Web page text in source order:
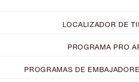
LOCALIZADOR DE
PROGRAMA PRO
PROGRAMAS DE